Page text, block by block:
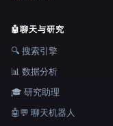
🤖聊天与研究
🔍 搜索引擎
📊 数据分析
🎓 研究助理
🤖💬 聊天机器人